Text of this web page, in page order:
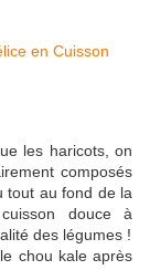
les haricots, on
composés
tout au fond de la
douce à
des légumes !
chou kale après